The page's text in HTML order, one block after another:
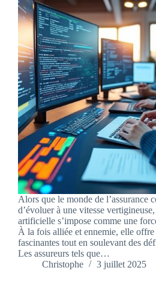
Alors que le monde de l’assurance
d’évoluer à une vitesse
artificielle s’impose comme une
À la fois alliée et ennemie, elle
fascinantes tout en soulevant des
Les assureurs tels que…
Christophe
3 juillet 2025